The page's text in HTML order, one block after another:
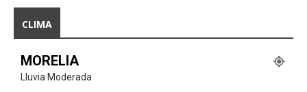
CLIMA
MORELIA
Lluvia Moderada